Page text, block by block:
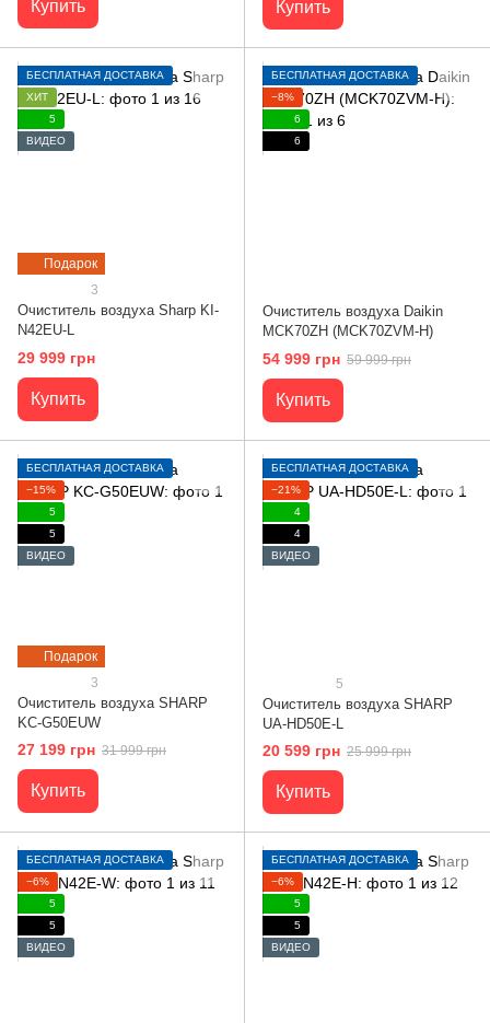
Купить Купить
Подарок
БЕСПЛАТНАЯ ДОСТАВКА
ХИТ
5
ВИДЕО
3
Очиститель воздуха Sharp KI-
N42EU-L
29 999 грн
Купить
БЕСПЛАТНАЯ ДОСТАВКА
−8%
6
6
Очиститель воздуха Daikin
MCK70ZH (MCK70ZVM-H)
54 999 грн 59 999 грн
Купить
Подарок
БЕСПЛАТНАЯ ДОСТАВКА
−15%
5
5
ВИДЕО
3
Очиститель воздуха SHARP
KC-G50EUW
27 199 грн 31 999 грн
Купить
БЕСПЛАТНАЯ ДОСТАВКА
−21%
4
4
ВИДЕО
5
Очиститель воздуха SHARP
UA-HD50E-L
20 599 грн 25 999 грн
Купить
БЕСПЛАТНАЯ ДОСТАВКА
−6%
5
5
ВИДЕО
БЕСПЛАТНАЯ ДОСТАВКА
−6%
5
5
ВИДЕО